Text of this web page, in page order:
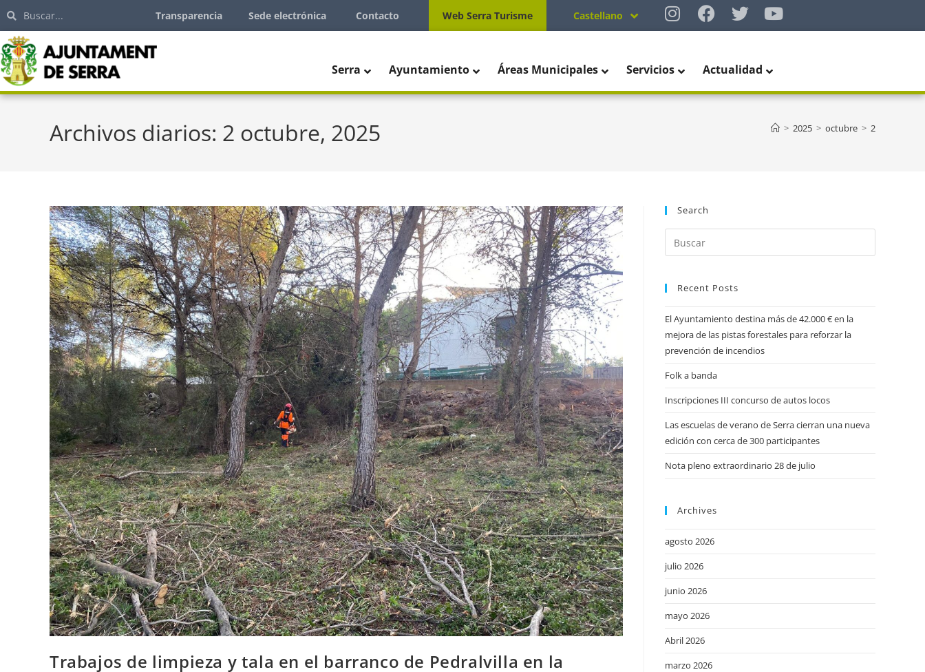
Transparencia Sede electrónica Contacto Web Serra Turisme Castellano
Serra Ayuntamiento Áreas Municipales Servicios Actualidad
Archivos diarios: 2 octubre, 2025 > 2025 > octubre > 2
Trabajos de limpieza y tala en el barranco de Pedralvilla en la
Search
Recent Posts
El Ayuntamiento destina más de 42.000 € en la
mejora de las pistas forestales para reforzar la
prevención de incendios
Folk a banda
Inscripciones III concurso de autos locos
Las escuelas de verano de Serra cierran una nueva
edición con cerca de 300 participantes
Nota pleno extraordinario 28 de julio
Archives
agosto 2026
julio 2026
junio 2026
mayo 2026
Abril 2026
marzo 2026